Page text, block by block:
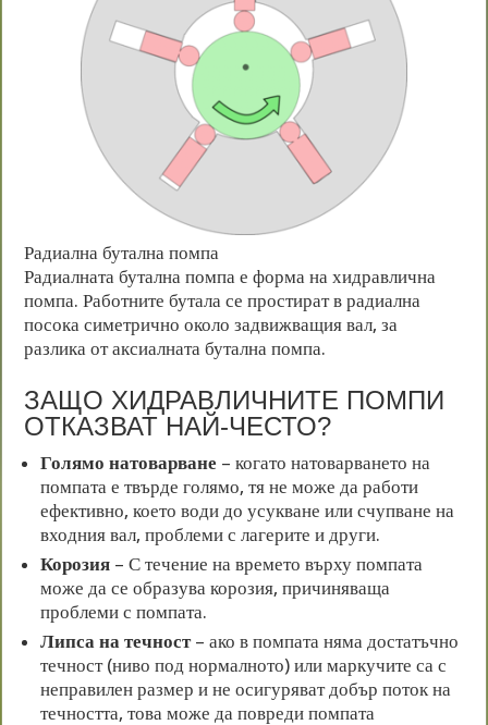
Радиална бутална помпа
Радиалната бутална помпа е форма на хидравлична
помпа. Работните бутала се простират в радиална
посока симетрично около задвижващия вал, за
разлика от аксиалната бутална помпа.
ЗАЩО ХИДРАВЛИЧНИТЕ ПОМПИ
ОТКАЗВАТ НАЙ-ЧЕСТО?
Голямо натоварване – когато натоварването на
помпата е твърде голямо, тя не може да работи
ефективно, което води до усукване или счупване на
входния вал, проблеми с лагерите и други.
Корозия – С течение на времето върху помпата
може да се образува корозия, причиняваща
проблеми с помпата.
Липса на течност– ако в помпата няма достатъчно
течност (ниво под нормалното) или маркучите са с
неправилен размер и не осигуряват добър поток на
течността, това може да повреди помпата